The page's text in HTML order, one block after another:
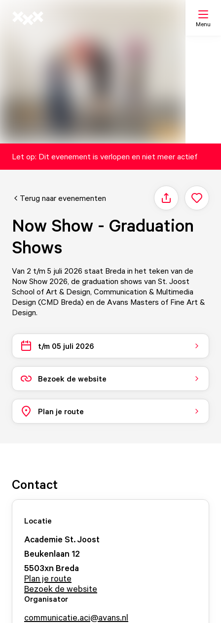
Menu
Let op: Dit evenement is verlopen en niet meer actief
Terug naar evenementen Delen
Now Show - Graduation
Shows
Van 2 t/m 5 juli 2026 staat Breda in het teken van de
Now Show 2026, de graduation shows van St. Joost
School of Art & Design, Communication & Multimedia
Design (CMD Breda) en de Avans Masters of Fine Art &
Design.
t/m 05 juli 2026
Bezoek de website
Plan je route
Contact
Locatie
Academie St. Joost
Beukenlaan 12
5503xn Breda
Plan je route
Bezoek de website
Organisator
communicatie.aci@avans.nl